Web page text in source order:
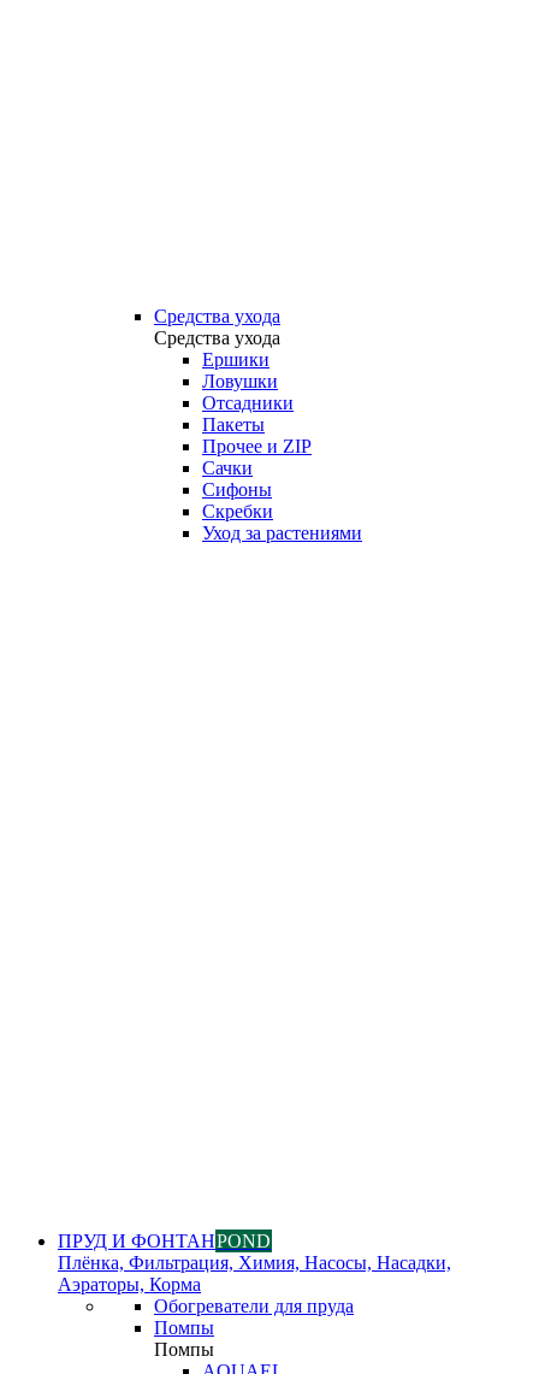
Средства ухода
Средства ухода
Ершики
Ловушки
Отсадники
Пакеты
Прочее и ZIP
Сачки
Сифоны
Скребки
Уход за растениями
ПРУД И ФОНТАНPOND
Плёнка, Фильтрация, Химия, Насосы, Насадки,
Аэраторы, Корма
Обогреватели для пруда
Помпы
Помпы